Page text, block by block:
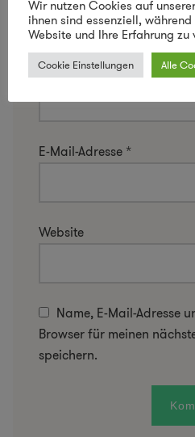
Name*
E-Mail-Adresse *
Website
Name, E-Mail-Adresse
Browser für meinen
speichern.
Wir nutzen Cookies auf
ihnen sind essenziell,
Website und Ihre Erfahrung zu
Cookie Einstellungen Alle